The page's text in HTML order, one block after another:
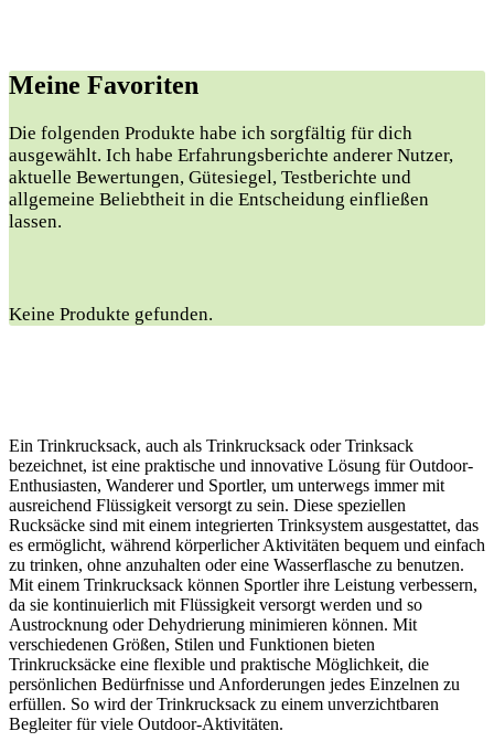
Meine Favoriten
Die folgenden Produkte habe ⁢ich sorgfältig ⁢für dich
⁤ausgewählt. Ich habe Erfahrungsberichte anderer Nutzer,
aktuelle Bewertungen, Gütesiegel, Testberichte‍ und
allgemeine Beliebtheit in ​die Entscheidung einfließen
lassen.
Keine Produkte gefunden.
Ein Trinkrucksack, auch als Trinkrucksack oder Trinksack
bezeichnet, ist eine praktische und innovative Lösung für Outdoor-
Enthusiasten, Wanderer und Sportler, um unterwegs immer mit
ausreichend Flüssigkeit versorgt zu sein. Diese speziellen
Rucksäcke sind mit einem integrierten Trinksystem ausgestattet, das
es ermöglicht, während körperlicher Aktivitäten bequem und einfach
zu trinken, ohne anzuhalten oder eine Wasserflasche zu benutzen.
Mit einem Trinkrucksack können Sportler ihre Leistung verbessern,
da sie kontinuierlich mit Flüssigkeit versorgt werden und so
Austrocknung oder Dehydrierung minimieren können. Mit
verschiedenen Größen, Stilen und Funktionen bieten
Trinkrucksäcke eine flexible und praktische Möglichkeit, die
persönlichen Bedürfnisse und Anforderungen jedes Einzelnen zu
erfüllen. So wird der Trinkrucksack zu einem unverzichtbaren
Begleiter für viele Outdoor-Aktivitäten.